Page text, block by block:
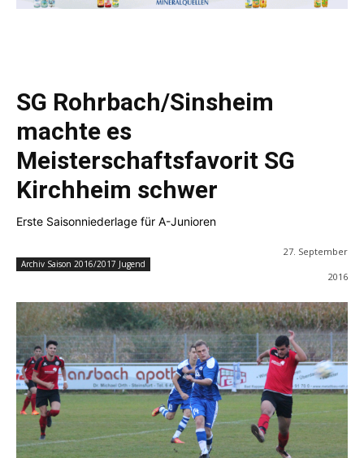
SG Rohrbach/Sinsheim
machte es
Meisterschaftsfavorit SG
Kirchheim schwer
Erste Saisonniederlage für A-Junioren
Archiv Saison 2016/2017 Jugend
27. September
2016